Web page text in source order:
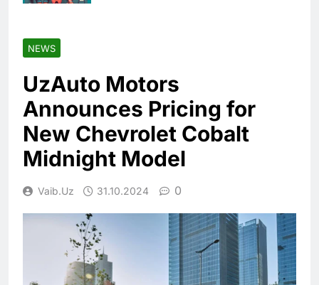
NEWS
UzAuto Motors
Announces Pricing for
New Chevrolet Cobalt
Midnight Model
Vaib.uz 31.10.2024 0